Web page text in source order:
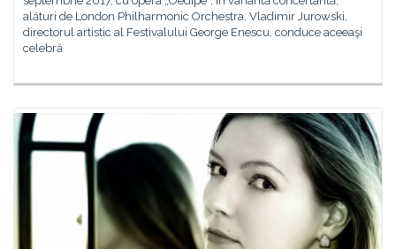
alături de London Philharmonic Orchestra, Vladimir Jurowski,
directorul artistic al Festivalului George Enescu, conduce aceeaşi
celebră